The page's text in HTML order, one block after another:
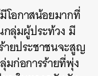
โอกาสน้อยมากที่
ลุ่มผู้ประท้วง มี
ยประชาชนจะสูญ
มก่อการร้ายที่พุ่ง